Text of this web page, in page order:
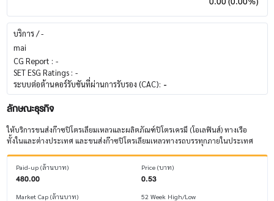
บริการ / -
mai
CG Report : -
SET ESG Ratings : -
ระบบต่อต้านคอร์รับชันที่ผ่านการรับรอง (CAC): -
ลักษณะธุรกิจ
ให้บริการขนส่งก๊าซปิโตรเลียมเหลวและผลิตภัณฑ์ปิโตรเครมี (โอเลฟินส์) ทางเรือ
ทั้งในและต่างประเทศ และขนส่งก๊าซปิโตรเลียมเหลวทางรถบรรทุกภายในประเทศ
Paid-up (ล้านบาท)
480.00
Market Cap (ล้านบาท)
Price (บาท)
0.53
52 Week High/Low